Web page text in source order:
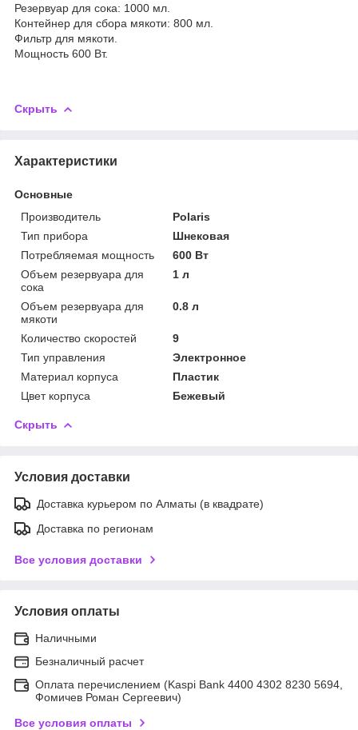
Резервуар для сока: 1000 мл.
Контейнер для сбора мякоти: 800 мл.
Фильтр для мякоти.
Мощность 600 Вт.
Скрыть
Характеристики
Основные
Производитель
Polaris
Тип прибора
Шнековая
Потребляемая мощность
600 Вт
Объем резервуара для
сока
1 л
Объем резервуара для
мякоти
0.8 л
Количество скоростей
9
Тип управления
Электронное
Материал корпуса
Пластик
Цвет корпуса
Бежевый
Скрыть
Условия доставки
Доставка курьером по Алматы (в квадрате)
Доставка по регионам
Все условия доставки
Условия оплаты
Наличными
Безналичный расчет
Оплата перечислением (Kaspi Bank 4400 4302 8230 5694,
Фомичев Роман Сергеевич)
Все условия оплаты